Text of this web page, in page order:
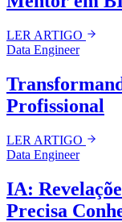
LER ARTIGO
Data Engineer
Profissional
LER ARTIGO
Data Engineer
IA:
Precisa